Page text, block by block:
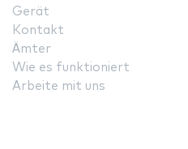
Gerät
Kontakt
Ämter
Wie es funktioniert
Arbeite mit uns